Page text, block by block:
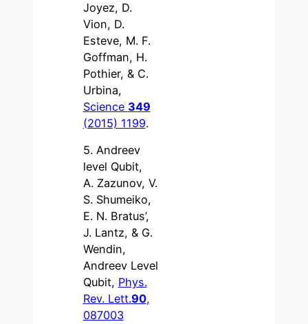
Joyez, D.
Vion, D.
Esteve, M. F.
Goffman, H.
Pothier, & C.
Urbina,
Science 349
(2015) 1199.
5. Andreev
level Qubit,
A. Zazunov, V.
S. Shumeiko,
E. N. Bratus’,
J. Lantz, & G.
Wendin,
Andreev Level
Qubit, Phys.
Rev. Lett.90,
087003